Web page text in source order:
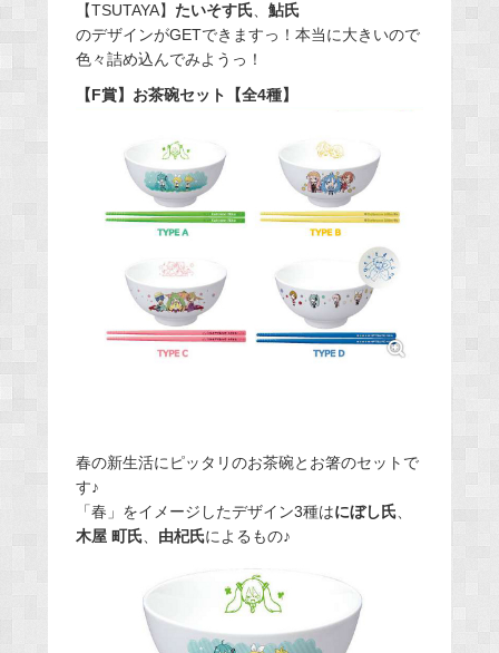
【TSUTAYA】 たいそす氏、 鮎氏
のデザインがGETできますっ！本当に大きいので
色々詰め込んでみようっ！
【F賞】お茶碗セット【全4種】
春の新生活にピッタリのお茶碗とお箸のセットで
す♪
「春」をイメージしたデザイン3種はにぼし氏、
木屋 町氏、 由杞氏によるもの♪